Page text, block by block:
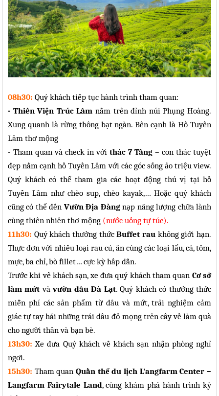
08h30: Quý khách tiếp tục hành trình tham quan:
- Thiền Viện Trúc Lâm nằm trên đỉnh núi Phụng Hoàng.
Xung quanh là rừng thông bạt ngàn. Bên cạnh là Hồ Tuyền
Lâm thơ mộng
- Tham quan và check in với thác 7 Tầng – con thác tuyệt
đẹp nằm cạnh hồ Tuyền Lâm với các góc sống ảo triệu view.
Quý khách có thể tham gia các hoạt động thú vị tại hồ
Tuyền Lâm như chèo sup, chèo kayak,… Hoặc quý khách
cũng có thể đến Vườn Địa Đàngnạp năng lượng chữa lành
cùng thiên nhiên thơ mộng (nước uống tự túc).
11h30: Quý khách thưởng thứcBuffet rau không giới hạn.
Thực đơn với nhiều loại rau củ, ăn cùng các loại lẩu, cá, tôm,
mực, ba chỉ, bò fillet… cực kỳ hấp dẫn.
Trước khi về khách sạn, xe đưa quý khách tham quan Cơ sở
làm mứtvàvườn dâu Đà Lạt. Quý khách có thưởng thức
miễn phí các sản phẩm từ dâu và mứt, trải nghiệm cảm
giác tự tay hái những trái dâu đỏ mọng trên cây về làm quà
cho người thân và bạn bè.
13h30:Xe đưa Quý khách về khách sạn nhận phòng nghỉ
ngơi.
15h30: Tham quanQuần thể du lịch L'angfarm Center –
Langfarm Fairytale Land, cùng khám phá hành trình kỳ